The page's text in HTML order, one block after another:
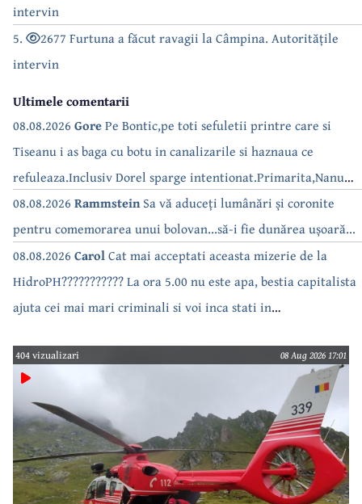
intervin
5.
2677 Furtuna a făcut ravagii la Câmpina. Autoritățile
intervin
Ultimele comentarii
08.08.2026 GorePe Bontic,pe toti sefuletii printre care si
Tiseanu i as baga cu botu in canalizarile si haznaua ce
refuleaza.Inclusiv Dorel sparge intentionat.Primarita,Nanu
bea apa de la robinet.Asta as intreba o si pe Izabel Mitrea
08.08.2026 RammsteinSa vă aduceți lumânări și coronite
pentru comemorarea unui bolovan...să-i fie dunărea ușoară...
08.08.2026 CarolCat mai acceptati aceasta mizerie de la
HidroPH??????????? La ora 5.00 nu este apa, bestia capitalista
ajuta cei mai mari criminali si voi inca stati in
404 vizualizari 08 Aug 2026 17:01